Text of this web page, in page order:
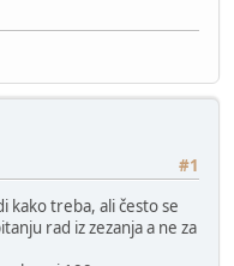
#1
kako treba, ali često se
rad iz zezanja a ne za